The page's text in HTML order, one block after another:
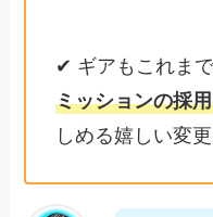
✔ ギアもこれま
ミッションの採用
しめる嬉しい変